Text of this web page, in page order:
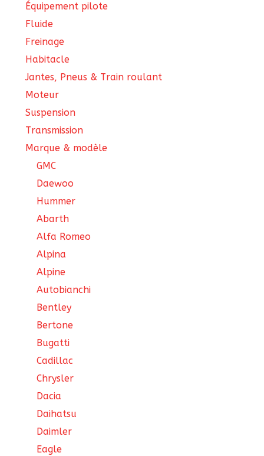
Équipement pilote
Fluide
Freinage
Habitacle
Jantes, Pneus & Train roulant
Moteur
Suspension
Transmission
Marque & modèle
GMC
Daewoo
Hummer
Abarth
Alfa Romeo
Alpina
Alpine
Autobianchi
Bentley
Bertone
Bugatti
Cadillac
Chrysler
Dacia
Daihatsu
Daimler
Eagle